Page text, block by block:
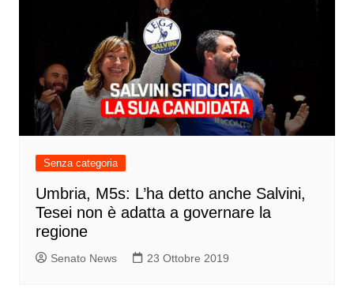
Senza categoria
Umbria, M5s: L’ha detto anche Salvini,
Tesei non è adatta a governare la
regione
Senato News 23 Ottobre 2019